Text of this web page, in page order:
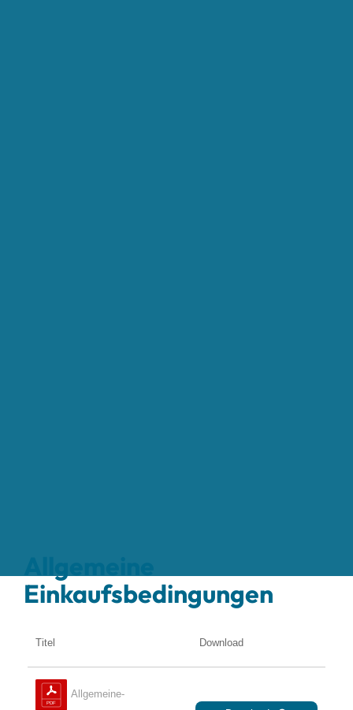
Einkaufsbedingungen
Titel Download
Allgemeine-